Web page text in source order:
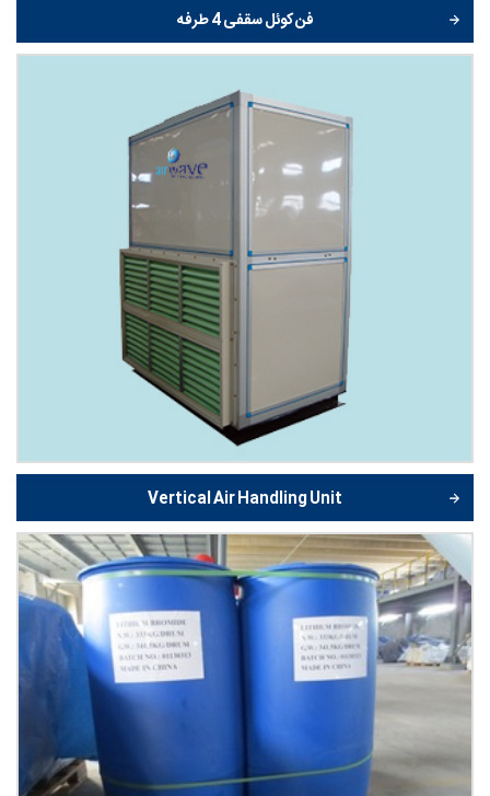
فن کوئل سقفی 4 طرفه
Vertical Air Handling Unit